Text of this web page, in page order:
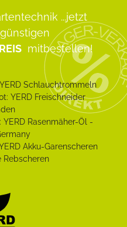
...jetzt
mitbestellen!